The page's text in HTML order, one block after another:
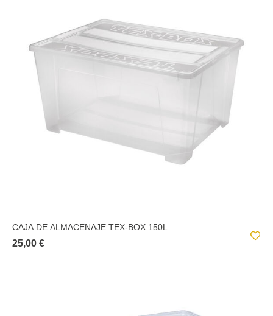
CAJA DE ALMACENAJE TEX-BOX 150L
25,00 €